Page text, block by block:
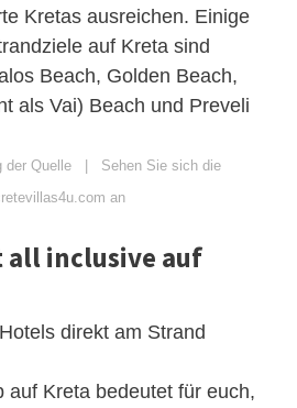
Kretas ausreichen. Einige
auf Kreta sind
Beach, Golden Beach,
als Vai) Beach und Preveli
der Quelle | Sehen Sie sich die
an
all inclusive auf
direkt am Strand
auf Kreta bedeutet für euch,